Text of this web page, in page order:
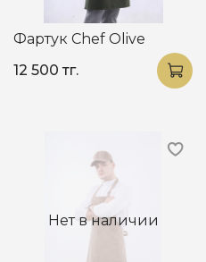
Фартук Chef Olive
12 500 тг.
Нет в наличии